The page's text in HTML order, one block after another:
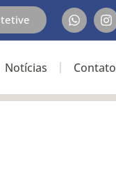
Notícias Contato